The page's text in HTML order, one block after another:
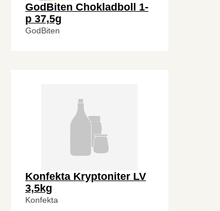
GodBiten Chokladboll 1-
p 37,5g
GodBiten
Konfekta Kryptoniter LV
3,5kg
Konfekta